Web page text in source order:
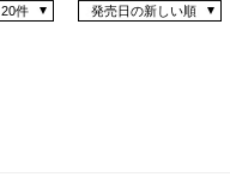
発売日の新しい順
20件